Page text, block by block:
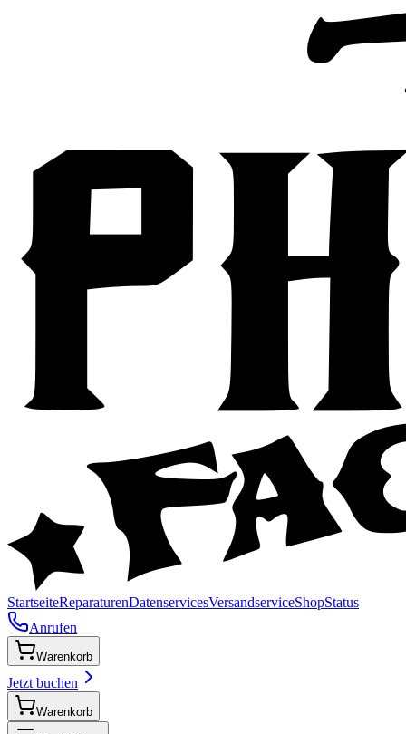
StartseiteReparaturenDatenservicesVersandserviceShopStatus
Anrufen
Warenkorb
Jetzt buchen
Warenkorb